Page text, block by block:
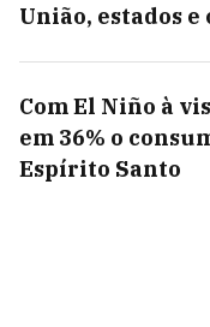
União, estados e
Com El Niño à
em 36% o
Espírito Santo